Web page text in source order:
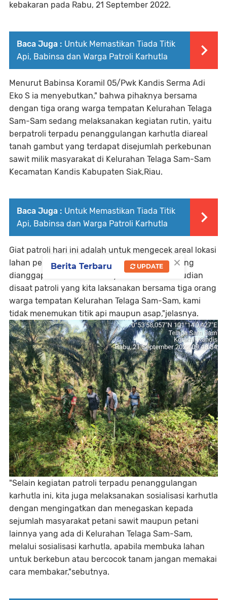
kebakaran pada Rabu, 21 September 2022.
Baca Juga : Untuk Memastikan Tiada Titik
Api, Babinsa dan Warga Patroli Karhutla
Menurut Babinsa Koramil 05/Pwk Kandis Serma Adi
Eko S ia menyebutkan," bahwa pihaknya bersama
dengan tiga orang warga tempatan Kelurahan Telaga
Sam-Sam sedang melaksanakan kegiatan rutin, yaitu
berpatroli terpadu penanggulangan karhutla diareal
tanah gambut yang terdapat disejumlah perkebunan
sawit milik masyarakat di Kelurahan Telaga Sam-Sam
Kecamatan Kandis Kabupaten Siak,Riau.
Baca Juga : Untuk Memastikan Tiada Titik
Api, Babinsa dan Warga Patroli Karhutla
Giat patroli hari ini adalah untuk mengecek areal lokasi
lahan perkebunan sawit dan lahan gambut yang
dianggap rawan akan bahaya kebakaran kemudian
disaat patroli yang kita laksanakan bersama tiga orang
warga tempatan Kelurahan Telaga Sam-Sam, kami
tidak menemukan titik api maupun asap,"jelasnya.
"Selain kegiatan patroli terpadu penanggulangan
karhutla ini, kita juga melaksanakan sosialisasi karhutla
dengan mengingatkan dan menegaskan kepada
sejumlah masyarakat petani sawit maupun petani
lainnya yang ada di Kelurahan Telaga Sam-Sam,
melalui sosialisasi karhutla, apabila membuka lahan
untuk berkebun atau bercocok tanam jangan memakai
cara membakar,"sebutnya.
×
Berita Terbaru UPDATE